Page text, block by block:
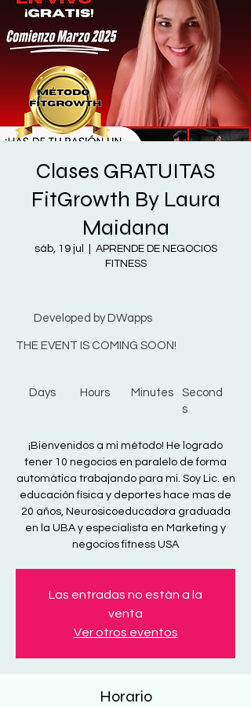
Clases GRATUITAS
FitGrowth By Laura
Maidana
sáb, 19 jul
APRENDE DE NEGOCIOS
FITNESS
Second
s
Minutes
Hours
Days
THE EVENT IS COMING SOON!
Developed by DWapps
¡Bienvenidos a mi método! He logrado
tener 10 negocios en paralelo de forma
automática trabajando para mi. Soy Lic. en
educación física y deportes hace mas de
20 años, Neurosicoeducadora graduada
en la UBA y especialista en Marketing y
negocios fitness USA
Las entradas no están a la
venta
Ver otros eventos
Horario